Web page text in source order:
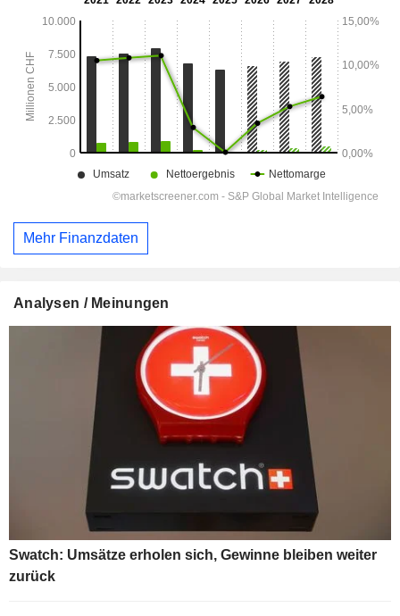
Mehr Finanzdaten
Analysen / Meinungen
Swatch: Umsätze erholen sich, Gewinne bleiben weiter
zurück